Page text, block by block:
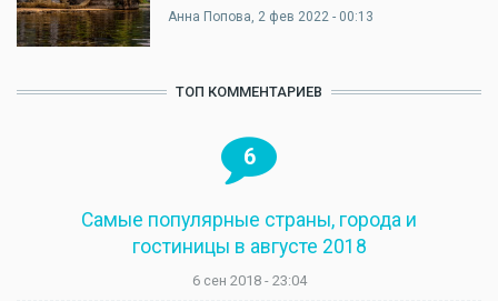
Анна Попова, 2 фев 2022 - 00:13
ТОП КОММЕНТАРИЕВ
6
Самые популярные страны, города и
гостиницы в августе 2018
6 сен 2018 - 23:04